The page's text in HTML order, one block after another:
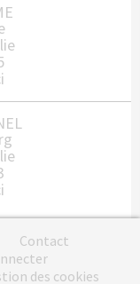
Contact
des cookies